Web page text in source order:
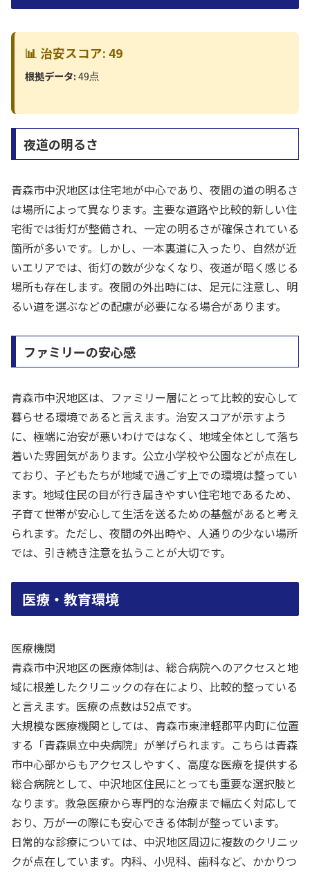
📊 治安スコア: 49
根拠データ:49点
夜道の明るさ
青森市中沢地区は住宅地が中心であり、夜間の道の明るさ
は場所によって異なります。主要な道路や比較的新しい住
宅街では街灯が整備され、一定の明るさが確保されている
箇所が多いです。しかし、一本裏道に入ったり、自然が近
いエリアでは、街灯の数が少なくなり、夜道が暗く感じる
場所も存在します。夜間の外出時には、足元に注意し、明
るい道を選ぶなどの配慮が必要になる場合があります。
ファミリーの安心感
青森市中沢地区は、ファミリー層にとって比較的安心して
暮らせる環境であると言えます。治安スコアが示すよう
に、極端に治安が悪いわけではなく、地域全体として落ち
着いた雰囲気があります。公立小学校や公園などが点在し
ており、子どもたちが地域で過ごす上での環境は整ってい
ます。地域住民の目が行き届きやすい住宅地であるため、
子育て世帯が安心して生活を送るための基盤があると考え
られます。ただし、夜間の外出時や、人通りの少ない場所
では、引き続き注意を払うことが大切です。
医療・教育環境
医療機関
青森市中沢地区の医療体制は、総合病院へのアクセスと地
域に根差したクリニックの存在により、比較的整っている
と言えます。医療の点数は52点です。
大規模な医療機関としては、青森市東津軽郡平内町に位置
する「青森県立中央病院」が挙げられます。こちらは青森
市中心部からもアクセスしやすく、高度な医療を提供する
総合病院として、中沢地区住民にとっても重要な選択肢と
なります。救急医療から専門的な治療まで幅広く対応して
おり、万が一の際にも安心できる体制が整っています。
日常的な診療については、中沢地区周辺に複数のクリニッ
クが点在しています。内科、小児科、歯科など、かかりつ